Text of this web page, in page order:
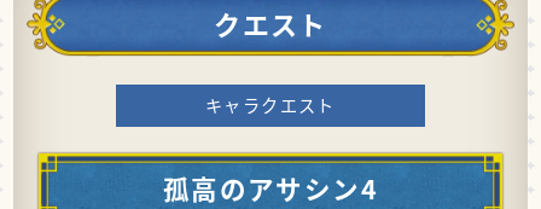
クエスト
キャラクエスト
孤高のアサシン4